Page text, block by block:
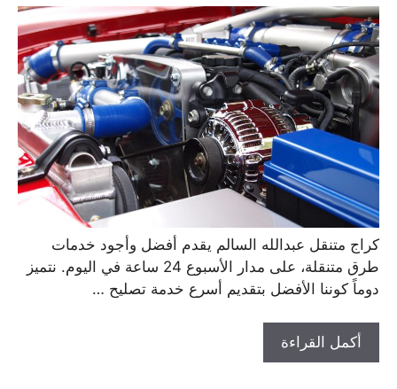
كراج متنقل عبدالله السالم يقدم أفضل وأجود خدمات
طرق متنقلة، على مدار الأسبوع 24 ساعة في اليوم. نتميز
دوماً كوننا الأفضل بتقديم أسرع خدمة تصليح …
أكمل القراءة